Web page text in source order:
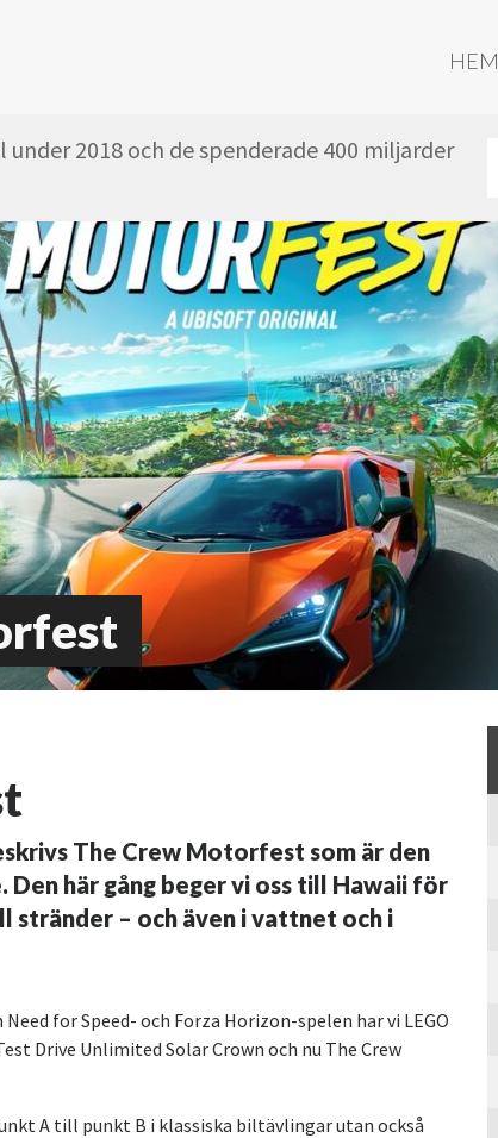
HEM
2018 och de spenderade 400 miljarder
The Crew Motorfest som är den
här gång beger vi oss till Hawaii för
stränder – och även i vattnet och i
for Speed- och Forza Horizon-spelen har vi LEGO
Drive Unlimited Solar Crown och nu The Crew
A till punkt B i klassiska biltävlingar utan också